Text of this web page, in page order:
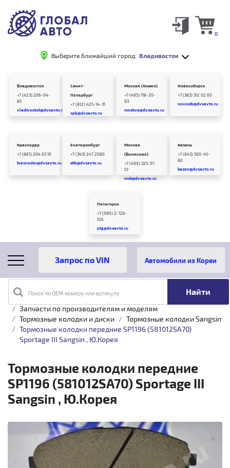
Выберите ближайший город: Владивосток
0
Владивосток
+7 (423) 206-04-
85
vladivostok@dvsavto.ru
Санкт-
Петербург
+7 (812) 425-14-31
spb@dvsavto.ru
Москва (Химки)
+7 (495) 118-20-
83
moskva@dvsavto.ru
Новосибирск
+7 (383) 312 02 60
novosib@dvsavto.ru
Краснодар
+7 (861) 204 03 10
krasnodar@dvsavto.ru
Екатеринбург
+7 (343) 247 2080
ekb@dvsavto.ru
Москва
(Волжская)
+7 (499) 325-57-
57
msk@dvsavto.ru
Казань
+7 (843) 500-45-
80
kazan@dvsavto.ru
Пятигорск
+7 (989) 2-126-
126
ptg@dvsavto.ru
Поиск по OEM номеру или артикулу
Автомобили из Кореи
Главная
Каталог товаров
Запчасти по производителям и моделям
Тормозные колодки и диски
Тормозные колодки Sangsin
Тормозные колодки передние SP1196 (581012SA70)
Sportage III Sangsin , Ю.Корея
Тормозные колодки передние
SP1196 (581012SA70) Sportage III
Sangsin , Ю.Корея